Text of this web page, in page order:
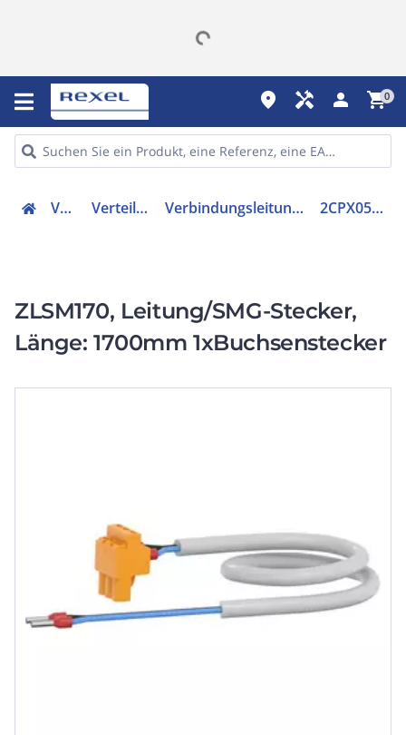
place handyman person shopping_cart0
Verteiler Verteilerzubehör Verbindungsleitung für Verteilerfelder 2CPX054404R9999
ZLSM170, Leitung/SMG-Stecker,
Länge: 1700mm 1xBuchsenstecker